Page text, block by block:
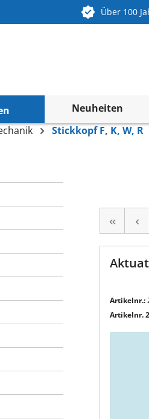
springen Über 100
Neuheiten
Stickkopf F, K, W, R
Artikelnr.:
Artikelnr.